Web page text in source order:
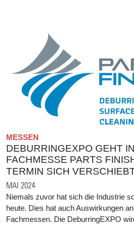
MESSEN
DEBURRINGEXPO GEHT
FACHMESSE PARTS
TERMIN SICH
MAI 2024
Niemals zuvor hat sich die Industrie
heute. Dies hat auch Auswirkungen
Fachmessen. Die DeburringEXPO